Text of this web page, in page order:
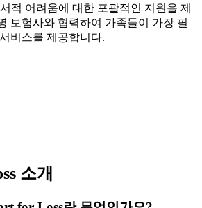
적 어려움에 대한 포괄적인 지원을 제
보험사와 협력하여 가족들이 가장 필
비스를 제공합니다.
소개